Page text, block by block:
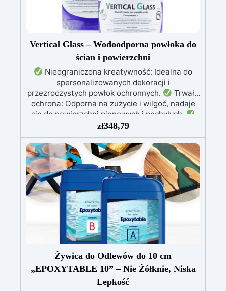
Vertical Glass – Wodoodporna powłoka do
ścian i powierzchni
Nieograniczona kreatywność: Idealna do
spersonalizowanych dekoracji i
przezroczystych powłok ochronnych.
Trwała
ochrona: Odporna na zużycie i wilgoć, nadaje
się do powierzchni pionowych i pochyłych.
Błyszcząca i naprawcza: Jedna warstwa
zapewnia gładką, lśniącą powierzchnię
chronioną przed infiltracją.
Możliwość
barwienia: Kompatybilna z barwnikami i
metalicznymi proszkami dla unikalnych efektów
kolorystycznych.
Łatwa aplikacja:
Bezrozpuszczalnikowa i bezwonna, 1 kg
pokrywa około 1 m² (przy grubości 1 mm).
zł348,79
Żywica do Odlewów do 10 cm
„EPOXYTABLE 10” – Nie Żółknie, Niska
Lepkość